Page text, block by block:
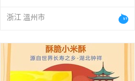
浙江 溫州市